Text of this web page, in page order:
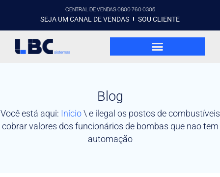
CENTRAL DE VENDAS 0800 760 0305
SEJA UM CANAL DE VENDAS SOU CLIENTE
Blog
Você está aqui: Início\ e ilegal os postos de combustíveis
cobrar valores dos funcionários de bombas que nao tem
automação